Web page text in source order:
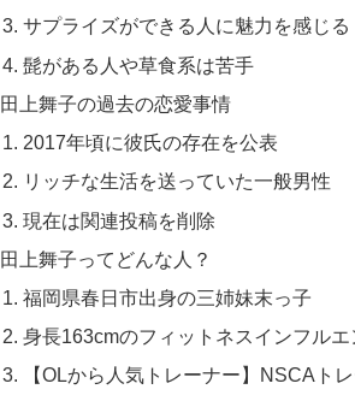
サプライズができる人に魅力を感じる
髭がある人や草食系は苦手
田上舞子の過去の恋愛事情
2017年頃に彼氏の存在を公表
リッチな生活を送っていた一般男性
現在は関連投稿を削除
田上舞子ってどんな人？
福岡県春日市出身の三姉妹末っ子
身長163cmのフィットネスインフルエ
【OLから人気トレーナー】NSCAト